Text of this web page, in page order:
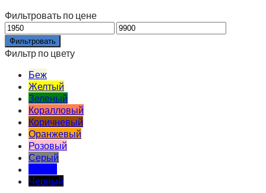
Фильтровать по цене
Фильтровать
Фильтр по цвету
Беж
Желтый
Зеленый
Коралловый
Коричневый
Оранжевый
Розовый
Серый
Черный